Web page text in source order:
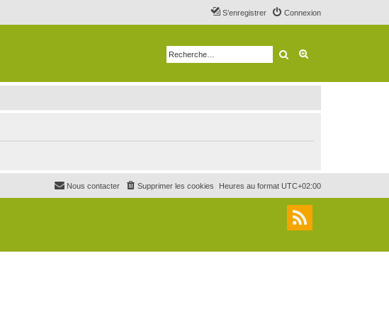
Connexion
S’enregistrer
Rechercher
Heures au format UTC+02:00
Supprimer les cookies
Nous contacter